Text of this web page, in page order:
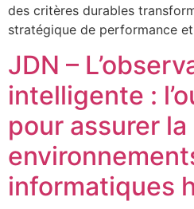
des critères durables
stratégique de performance
JDN –
intelligente :
pour assurer
informatiques